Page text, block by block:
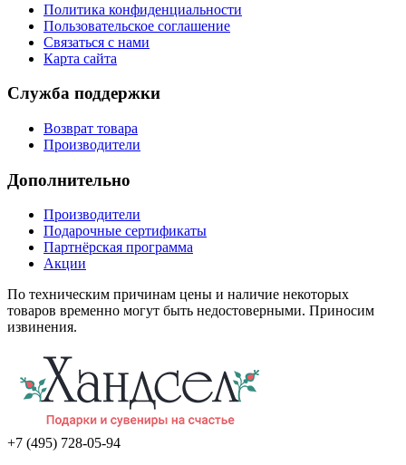
Политика конфиденциальности
Пользовательское соглашение
Связаться с нами
Карта сайта
Служба поддержки
Возврат товара
Производители
Дополнительно
Производители
Подарочные сертификаты
Партнёрская программа
Акции
По техническим причинам цены и наличие некоторых
товаров временно могут быть недостоверными. Приносим
извинения.
+7 (495) 728-05-94